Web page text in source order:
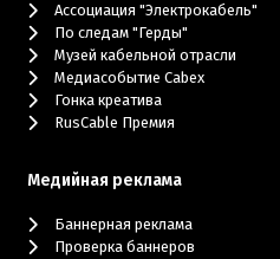
Ассоциация "Электрокабель"
По следам "Герды"
Музей кабельной отрасли
Медиасобытие Cabex
Гонка креатива
RusCable Премия
Медийная реклама
Баннерная реклама
Проверка баннеров